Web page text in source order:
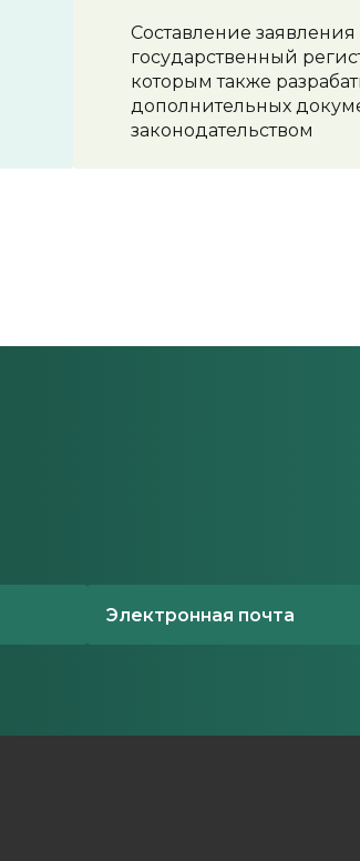
Составление
государственный
которым также
дополнительных
законодательством